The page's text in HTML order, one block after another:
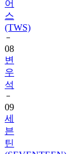
(TWS)
08
변
우
석
09
세
븐
틴
(SEVENTEEN)